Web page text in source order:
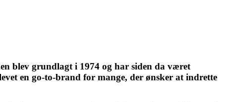
blev grundlagt i 1974 og har siden da været
en go-to-brand for mange, der ønsker at indrette